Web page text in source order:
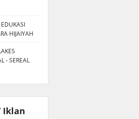
EDUKASI
HIJAIYAH
- SEREAL
Iklan